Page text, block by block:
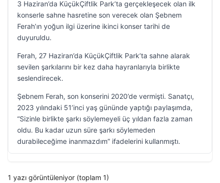
3 Haziran’da KüçükÇiftlik Park’ta gerçekleşecek olan ilk
konserle sahne hasretine son verecek olan Şebnem
Ferah’ın yoğun ilgi üzerine ikinci konser tarihi de
duyuruldu.
Ferah, 27 Haziran’da KüçükÇiftlik Park’ta sahne alarak
sevilen şarkılarını bir kez daha hayranlarıyla birlikte
seslendirecek.
Şebnem Ferah, son konserini 2020’de vermişti. Sanatçı,
2023 yılındaki 51’inci yaş gününde yaptığı paylaşımda,
“Sizinle birlikte şarkı söylemeyeli üç yıldan fazla zaman
oldu. Bu kadar uzun süre şarkı söylemeden
durabileceğime inanmazdım” ifadelerini kullanmıştı.
1 yazı görüntüleniyor (toplam 1)